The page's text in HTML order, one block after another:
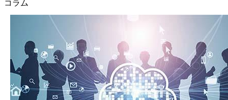
コラム